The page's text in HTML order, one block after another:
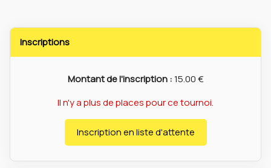
Inscriptions
Montant de l'inscription :15.00 €
Il n'y a plus de places pour ce tournoi.
Inscription en liste d'attente